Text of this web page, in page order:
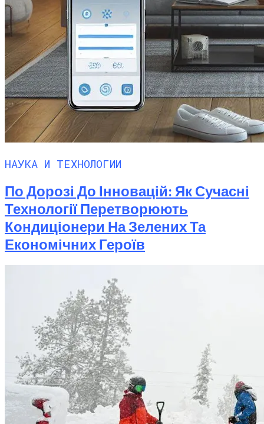
НАУКА И ТЕХНОЛОГИИ
По Дорозі До Інновацій: Як Сучасні
Технології Перетворюють
Кондиціонери На Зелених Та
Економічних Героїв